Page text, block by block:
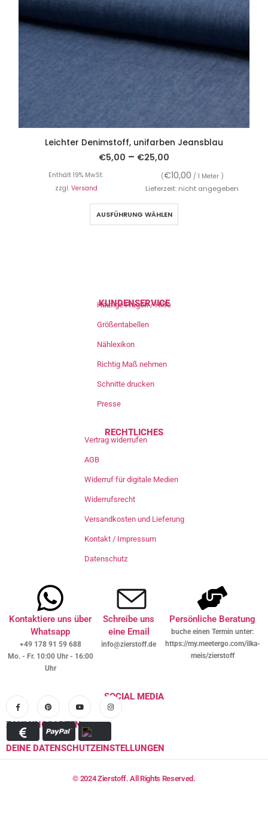
Leichter Denimstoff, unifarben Jeansblau
€5,00 – €25,00
Enthält 19% MwSt. (€10,00 / 1 Meter )
zzgl. Versand Lieferzeit: nicht angegeben
AUSFÜHRUNG WÄHLEN
KUNDENSERVICE
Häufige Fragen / Hilfe
Größentabellen
Nählexikon
Richtig Maß nehmen
Schnitte drucken
Presse
RECHTLICHES
Vertrag widerrufen
AGB
Widerruf für digitale Medien
Widerrufsrecht
Versandkosten und Lieferung
Kontakt / Impressum
Datenschutz
Kontaktiere uns über
Whatsapp
+49 178 91 59 688
Mo. - Fr. 10:00 Uhr - 16:00
Uhr
Schreibe uns
eine Email
info@zierstoff.de
Persönliche Beratung
buche einen Termin unter:
https://my.meetergo.com/ilka-
meis/zierstoff
SOCIAL MEDIA
ZAHLUNGSARTEN
DEINE DATENSCHUTZEINSTELLUNGEN
© 2024 Zierstoff. All Rights Reserved.